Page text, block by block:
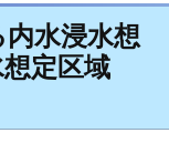
水浸水想
定区域